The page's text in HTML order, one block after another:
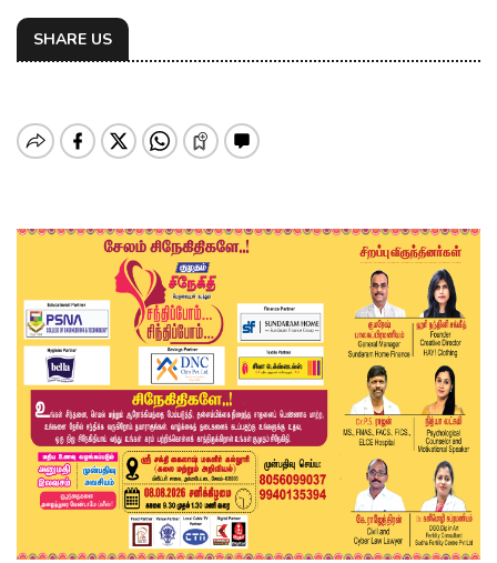
SHARE US